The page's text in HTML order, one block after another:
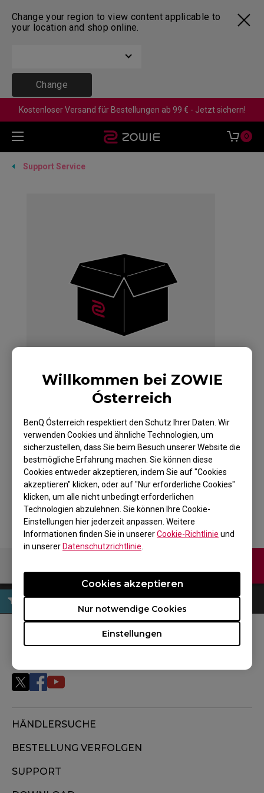
Change your region to view content applicable to
your location and shop online.
Change
Willkommen bei ZOWIE
Ósterreich
BenQ Ósterreich respektiert den Schutz Ihrer Daten. Wir
verwenden Cookies und ähnliche Technologien, um
sicherzustellen, dass Sie beim Besuch unserer Website die
bestmögliche Erfahrung machen. Sie können diese
Cookies entweder akzeptieren, indem Sie auf "Cookies
akzeptieren" klicken, oder auf "Nur erforderliche Cookies"
klicken, um alle nicht unbedingt erforderlichen
Technologien abzulehnen. Sie können Ihre Cookie-
Einstellungen hier jederzeit anpassen. Weitere
Informationen finden Sie in unsererCookie-Richtlinie und
in unserer Datenschutzrichtlinie
Einstellungen
Nur notwendige Cookies
Cookies akzeptieren
Kostenloser Versand für Bestellungen ab 99 € - Jetzt sichern!
0
Support Service
ZOWIE XL2740
240 Hz 27" Gaming-
Monitor für E-Sport
FOLGEN SIE UNS
HÄNDLERSUCHE
BESTELLUNG VERFOLGEN
SUPPORT